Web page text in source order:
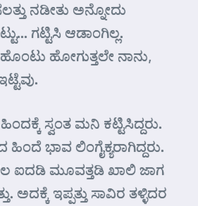
ನಡೀತು ಅನ್ನೋದು
ಗಟ್ಟಿಸಿ ಆಡಾಂಗಿಲ್ಲ.
ಹೋಗುತ್ತಲೇ ನಾನು,
ಸ್ವಂತ ಮನಿ ಕಟ್ಟಿಸಿದ್ದರು.
ಭಾವ ಲಿಂಗೈಕ್ಯರಾಗಿದ್ದರು.
ಐದಡಿ ಮೂವತ್ತಡಿ ಖಾಲಿ ಜಾಗ
ಅದಕ್ಕೆ ಇಪ್ಪತ್ತು ಸಾವಿರ ತಳ್ಳಿದರ